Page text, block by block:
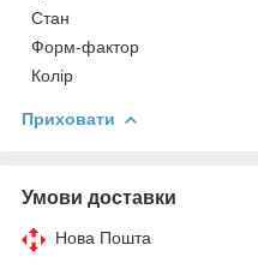
Стан
Форм-фактор
Колір
Приховати
Умови доставки
Нова Пошта